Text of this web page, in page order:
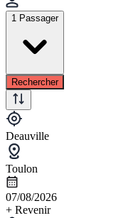
1 Passager
Rechercher
Deauville
Toulon
07/08/2026
+ Revenir